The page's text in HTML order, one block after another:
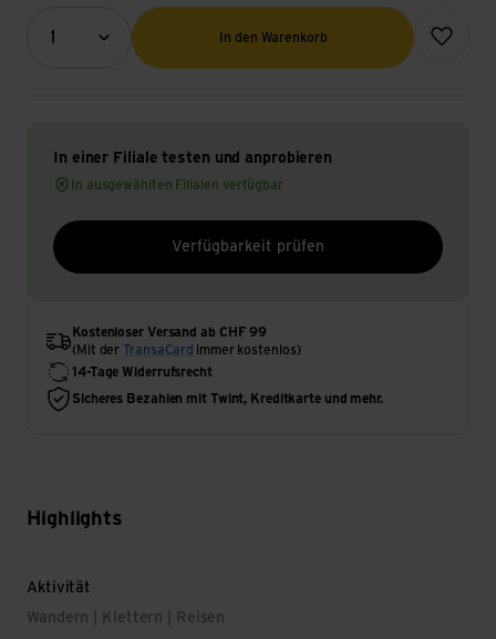
1
Menge (Optional)
In den Warenkorb
Zur
In einer Filiale testen und anprobieren
In ausgewählten Filialen verfügbar
Verfügbarkeit prüfen
Kostenloser Versand ab CHF 99
(Mit der
TransaCard immer kostenlos)
14-Tage Widerrufsrecht
Sicheres Bezahlen mit Twint, Kreditkarte und mehr.
Highlights
Aktivität
Wandern | Klettern | Reisen